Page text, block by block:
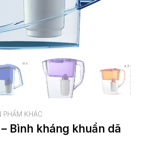
PHẨM KHÁC
– Bình kháng khuẩn dã